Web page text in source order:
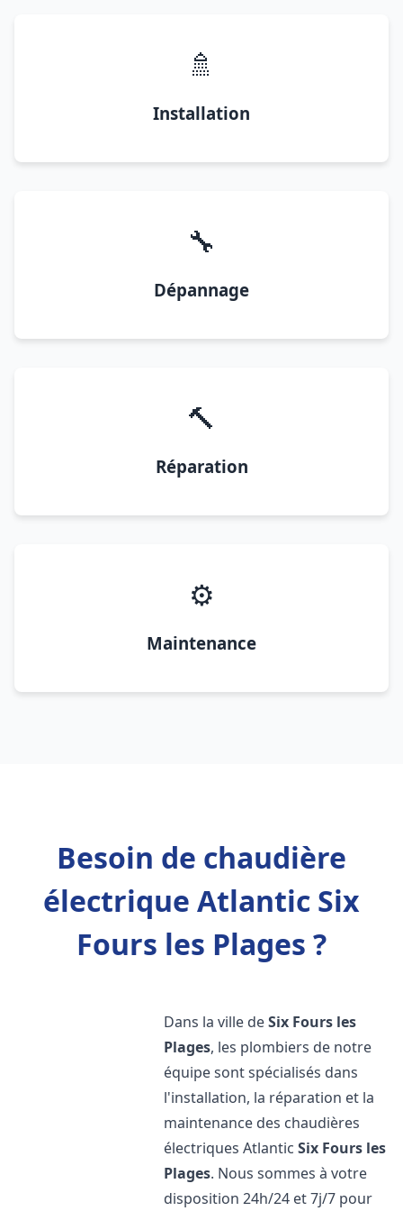
🚿
Installation
🔧
Dépannage
🔨
Réparation
⚙️
Maintenance
Besoin de chaudière
électrique Atlantic Six
Fours les Plages ?
Dans la ville deSix Fours les
Plages, les plombiers de notre
équipe sont spécialisés dans
l'installation, la réparation et la
maintenance des chaudières
électriques AtlanticSix Fours les
Plages. Nous sommes à votre
disposition 24h/24 et 7j/7 pour